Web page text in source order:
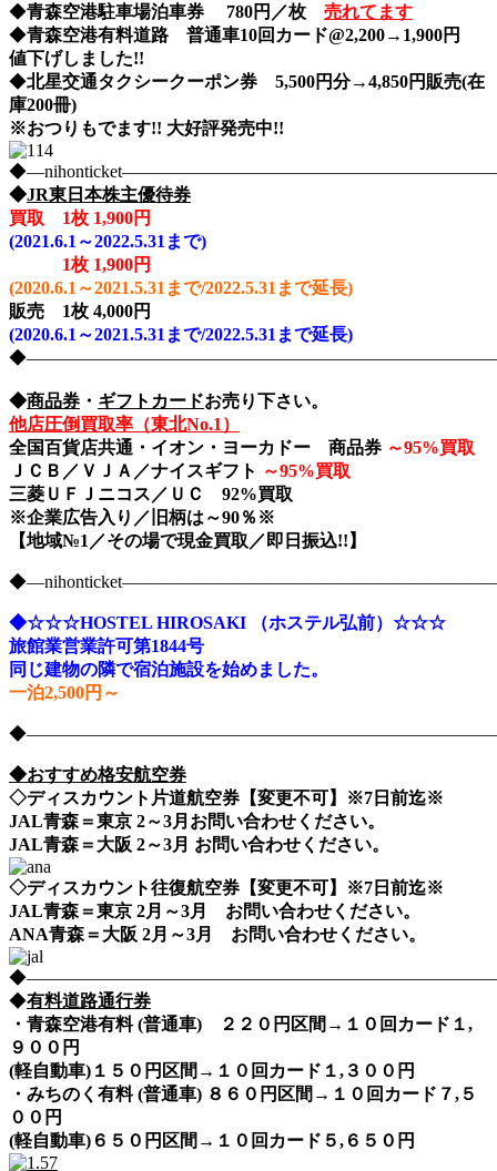
◆青森空港駐車場泊車券 780円／枚
売れてます
◆青森空港有料道路 普通車10回カード@2,200→1,900円
値下げしました!!
◆北星交通タクシークーポン券 5,500円分→4,850円販売(在
庫200冊)
※おつりもでます!! 大好評発売中!!
◆JR東日本株主優待券
買取 1枚 1,900円
(2021.6.1～2022.5.31まで)
1枚 1,900円
(2020.6.1～2021.5.31まで/2022.5.31まで延長)
販売 1枚 4,000円
(2020.6.1～2021.5.31まで/2022.5.31まで延長)
◆商品券 ・ ギフトカードお売り下さい。
他店圧倒買取率（東北No.1）
全国百貨店共通・イオン・ヨーカドー 商品券 ～95%買取
ＪＣＢ／ＶＪＡ／ナイスギフト ～95%買取
三菱ＵＦＪニコス／ＵＣ 92%買取
※企業広告入り／旧柄は～90％※
【地域№1／その場で現金買取／即日振込!!】
◆☆☆☆HOSTEL HIROSAKI （ホステル弘前）☆☆☆
旅館業営業許可第1844号
同じ建物の隣で宿泊施設を始めました。
一泊2,500円～
◆おすすめ格安航空券
◇ディスカウント片道航空券【変更不可】※7日前迄※
JAL青森＝東京 2～3月お問い合わせください。
JAL青森＝大阪 2～3月 お問い合わせください。
◇ディスカウント往復航空券【変更不可】※7日前迄※
JAL青森＝東京 2月～3月 お問い合わせください。
ANA青森＝大阪 2月～3月 お問い合わせください。
◆有料道路通行券
・青森空港有料 (普通車) ２２０円区間→１０回カード１,
９００円
(軽自動車)１５０円区間→１０回カード１,３００円
・みちのく有料 (普通車) ８６０円区間→１０回カード７,５
００円
(軽自動車)６５０円区間→１０回カード５,６５０円